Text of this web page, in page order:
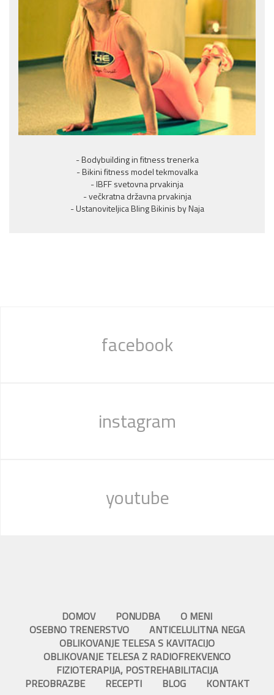
- Bodybuilding in fitness trenerka
- Bikini fitness model tekmovalka
- IBFF svetovna prvakinja
- večkratna državna prvakinja
- Ustanoviteljica Bling Bikinis by Naja
facebook
instagram
youtube
DOMOV PONUDBA
O MENI
OSEBNO TRENERSTVO
ANTICELULITNA NEGA
OBLIKOVANJE TELESA S KAVITACIJO
OBLIKOVANJE TELESA Z RADIOFREKVENCO
FIZIOTERAPIJA, POSTREHABILITACIJA
PREOBRAZBE
RECEPTI BLOG KONTAKT